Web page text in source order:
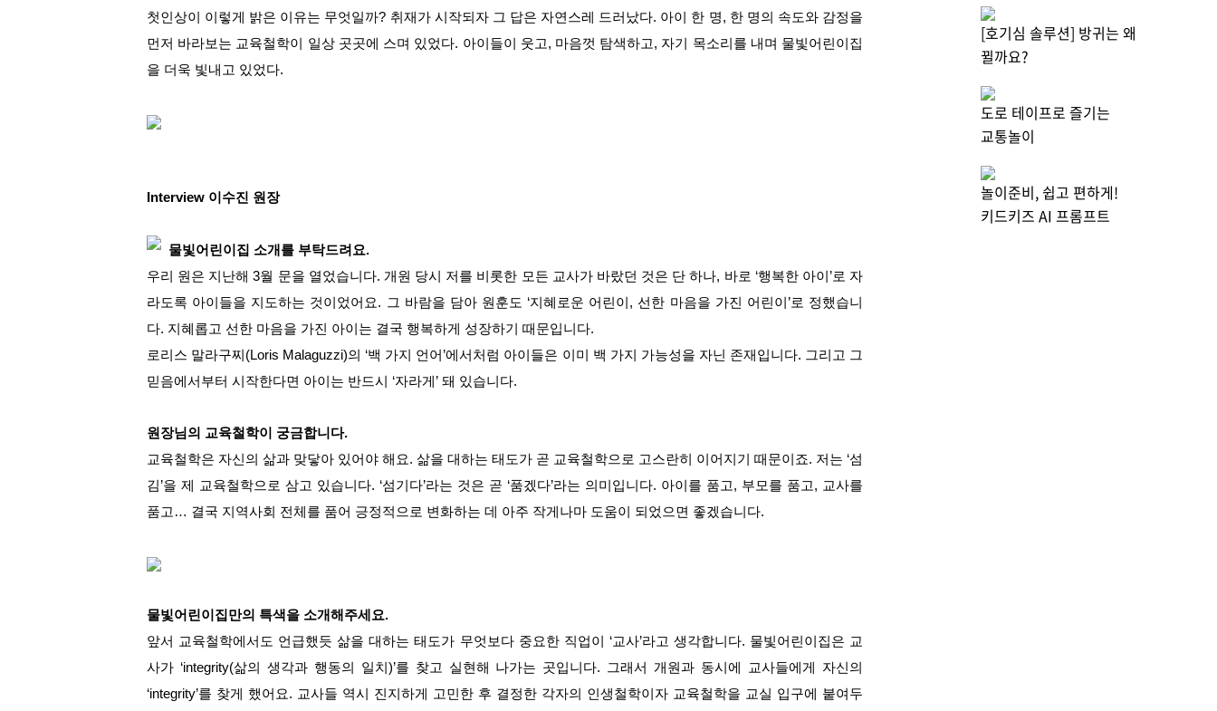
첫인상이 이렇게 밝은 이유는 무엇일까? 취재가 시작되자 그 답은 자연스레 드러났다. 아이 한 명, 한 명의 속도와 감정을
먼저 바라보는 교육철학이 일상 곳곳에 스며 있었다. 아이들이 웃고, 마음껏 탐색하고, 자기 목소리를 내며 물빛어린이집
을 더욱 빛내고 있었다.
Interview 이수진 원장
물빛어린이집 소개를 부탁드려요.
우리 원은 지난해 3월 문을 열었습니다. 개원 당시 저를 비롯한 모든 교사가 바랐던 것은 단 하나, 바로 ‘행복한 아이’로 자
라도록 아이들을 지도하는 것이었어요. 그 바람을 담아 원훈도 ‘지혜로운 어린이, 선한 마음을 가진 어린이’로 정했습니
다. 지혜롭고 선한 마음을 가진 아이는 결국 행복하게 성장하기 때문입니다.
로리스 말라구찌(Loris Malaguzzi)의 ‘백 가지 언어’에서처럼 아이들은 이 미 백 가지 가능성을 자닌 존재입니다. 그리고 그
믿음에서부터 시작한다면 아이는 반드시 ‘자라게’ 돼 있습니다.
원장님의 교육철학이 궁금합니다.
교육철학은 자신의 삶과 맞닿아 있어야 해요. 삶을 대하는 태도가 곧 교육철학으로 고스란히 이어지기 때문이죠. 저 는 ‘섬
김’을 제 교육철학으로 삼고 있습니다. ‘섬기다’라는 것은 곧 ‘품겠다’라는 의미입니다. 아이를 품고, 부모를 품고, 교사를
품고… 결국 지역사회 전체를 품어 긍정적으로 변화하는 데 아주 작게나마 도움이 되었으면 좋겠습니다.
물빛어린이집만의 특색을 소개해주세요.
앞서 교육철학에서도 언급했듯 삶을 대하는 태도가 무엇보다 중요한 직업이 ‘교사’라고 생각합니다. 물빛어린이집은 교
사가 ‘integrity(삶의 생각과 행동의 일치)’를 찾고 실현해 나가는 곳입니다. 그래서 개원과 동시에 교사들에게 자신의
‘integrity’를 찾게 했어요. 교사들 역시 진지하게 고민한 후 결정한 각자의 인생철학이자 교육철학을 교실 입구에 붙여두
[호기심 솔루션] 방귀는 왜
뀔까요?
도로 테이프로 즐기는
교통놀이
놀이준비, 쉽고 편하게!
키드키즈 AI 프롬프트